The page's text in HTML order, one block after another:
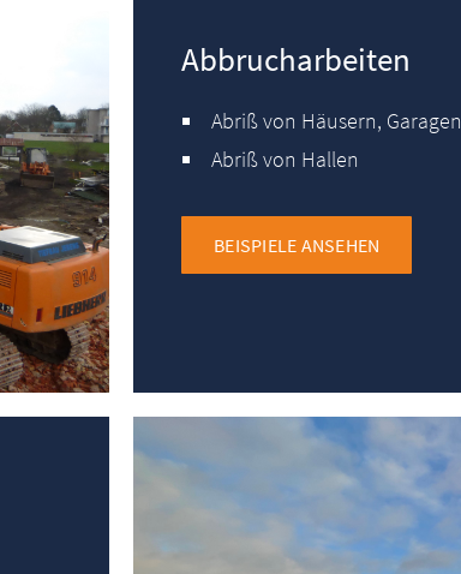
Abbrucharbeiten
Abriß von Häusern, Garagen
Abriß von Hallen
BEISPIELE ANSEHEN